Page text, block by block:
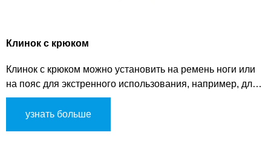
Клинок с крюком
Клинок с крюком можно установить на ремень ноги или
на пояс для экстренного использования, например, для
разрезания запутанных веревок.
узнать больше